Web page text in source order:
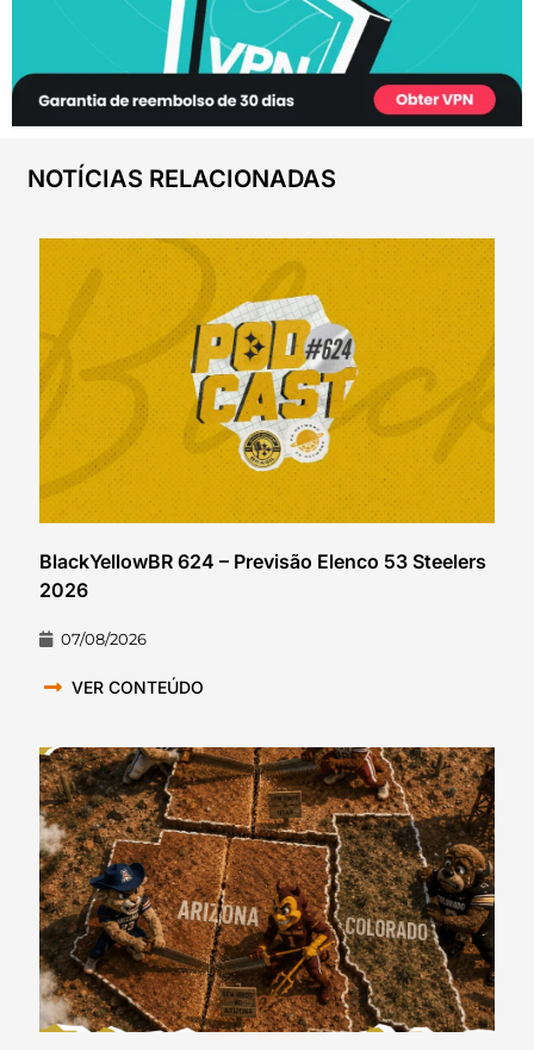
NOTÍCIAS RELACIONADAS
BlackYellowBR 624 – Previsão Elenco 53 Steelers
2026
07/08/2026
VER CONTEÚDO